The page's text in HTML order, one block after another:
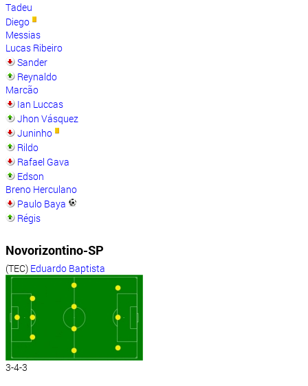
Tadeu
Diego
Messias
Lucas Ribeiro
Sander
Reynaldo
Marcão
Ian Luccas
Jhon Vásquez
Juninho
Rildo
Rafael Gava
Edson
Breno Herculano
Paulo Baya
Régis
Novorizontino-SP
(TEC) Eduardo Baptista
3-4-3